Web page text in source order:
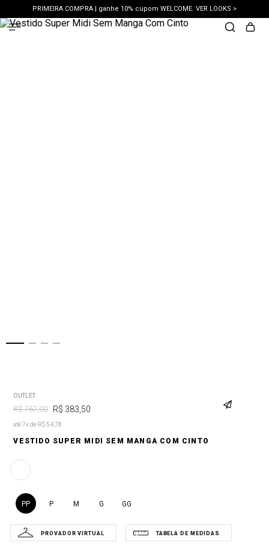
PRIMEIRA COMPRA | ganhe 10% cupom WELCOME. VER LOOKS >
PIX | 5% off no pix à vista. APROVEITAR >
OUTLET
R$ 767,00 R$ 383 50
até 7x de R$ 54,78
VESTIDO SUPER MIDI SEM MANGA COM CINTO
PP P M G GG